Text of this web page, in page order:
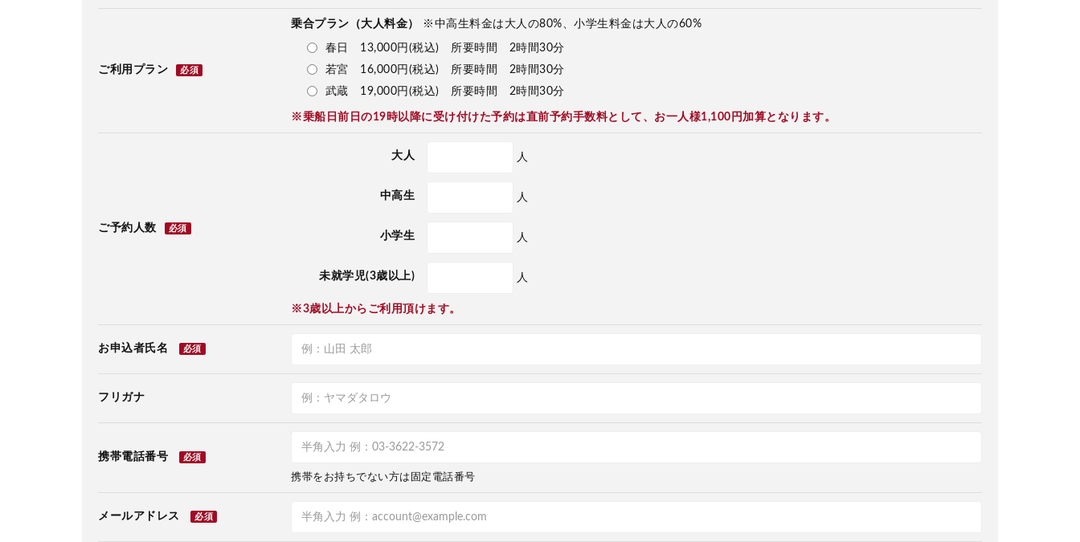
ご利用プラン 必須
乗合プラン（大人料金） ※中高生料金は大人の80%、小学生料金は大人の60%
春日 13,000円(税込) 所要時間 2時間30分
若宮 16,000円(税込) 所要時間 2時間30分
武蔵 19,000円(税込) 所要時間 2時間30分
※乗船日前日の19時以降に受け付けた予約は直前予約手数料として、お一人様1,100円加算となります。
ご予約人数 必須
大人 人
中高生 人
小学生 人
未就学児(3歳以上) 人
※3歳以上からご利用頂けます。
お申込者氏名 必須
フリガナ
携帯電話番号 必須
携帯をお持ちでない方は固定電話番号
メールアドレス 必須